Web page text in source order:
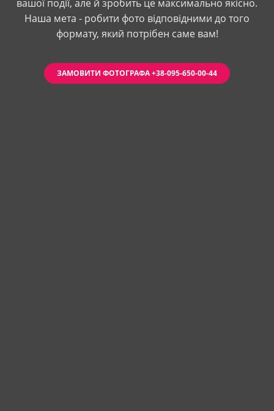
вашої події, але й зробить це максимально якісно.
Наша мета - робити фото відповідними до того
формату, який потрібен саме вам!
ЗАМОВИТИ ФОТОГРАФА +38-095-650-00-44